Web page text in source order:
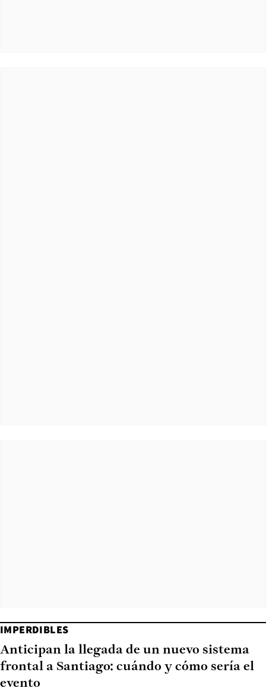
IMPERDIBLES
Anticipan la llegada de un nuevo sistema
frontal a Santiago: cuándo y cómo sería el
evento